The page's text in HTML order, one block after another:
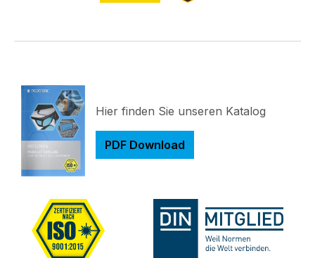
Hier finden Sie unseren Katalog
PDF Download